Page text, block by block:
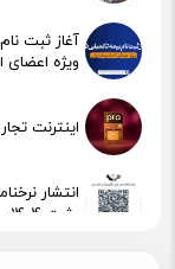
ویژه اعضای
اینترنت
انتشار
رشت 1404